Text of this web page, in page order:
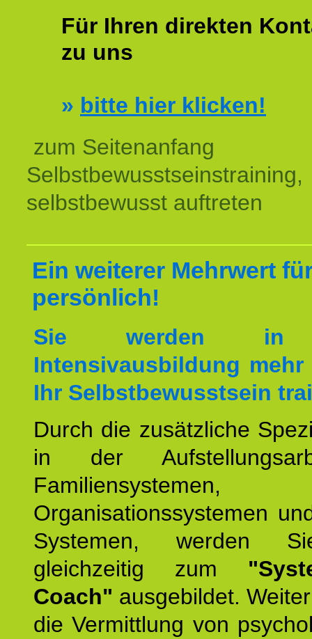
Für Ihren direkten
zu uns
» bitte hier klicken!
zum Seitenanfang
Selbstbewusstseinstraining,
selbstbewusst auftreten
Ein weiterer Mehrwert
persönlich!
Sie werden in
Intensivausbildung
Ihr Selbstbewusstsein
Durch die zusätzliche
in der
Familiensystemen,
Organisationssystemen
Systemen, werden
gleichzeitig zum
Coach" ausgebildet.
die Vermittlung von